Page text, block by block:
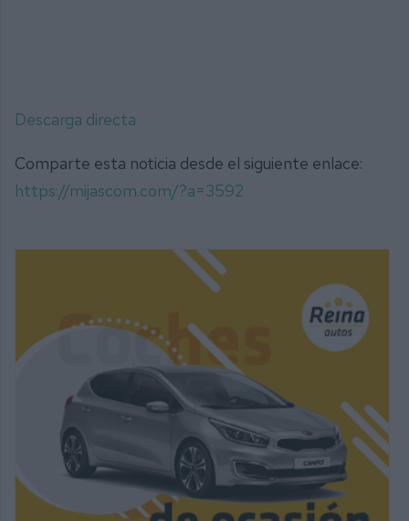
Descarga directa
Comparte esta noticia desde el siguiente enlace:
https://mijascom.com/?a=3592